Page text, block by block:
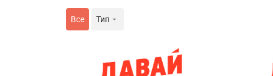
Все Тип